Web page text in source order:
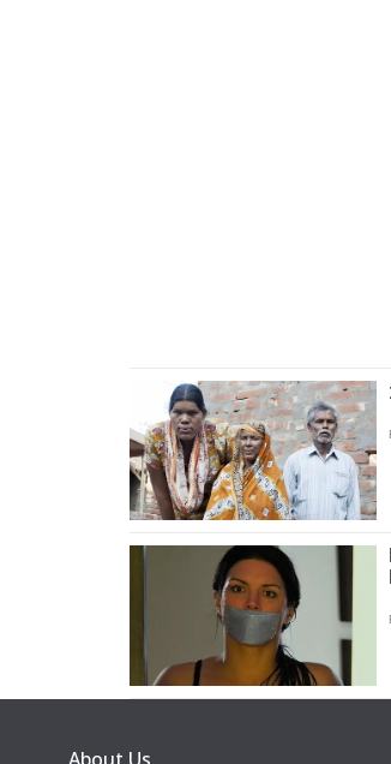
About Us